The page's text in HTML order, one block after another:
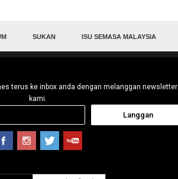
SUKAN ISU SEMASA MALAYSIA
terus ke inbox anda dengan melanggan newsletter
kami.
Langgan